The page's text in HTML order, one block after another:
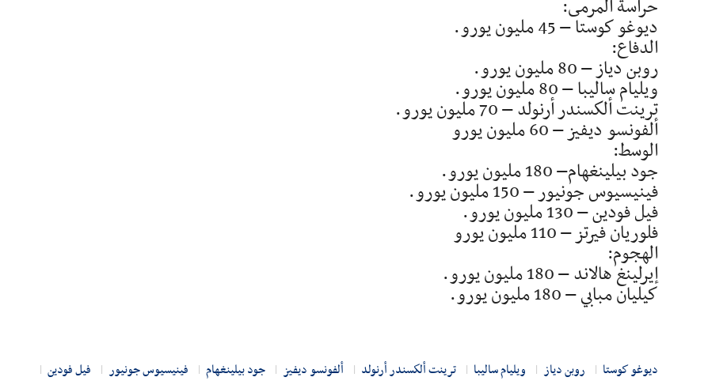
حراسة المرمى:
ديوغو كوستا – 45 مليون يورو.
الدفاع:
روبن دياز – 80 مليون يورو.
ويليام ساليبا – 80 مليون يورو.
ترينت ألكسندر أرنولد – 70 مليون يورو.
ألفونسو ديفيز – 60 مليون يورو
الوسط:
جود بيلينغهام– 180 مليون يورو.
فينيسيوس جونيور – 150 مليون يورو.
فيل فودين – 130 مليون يورو.
فلوريان فيرتز – 110 مليون يورو
الهجوم:
إيرلينغ هالاند – 180 مليون يورو.
كيليان مبابي – 180 مليون يورو.
ديوغو كوستا روبن دياز ويليام ساليبا ترينت ألكسندر أرنولد ألفونسو ديفيز جود بيلينغهام فينيسيوس جونيور
فيل فودين